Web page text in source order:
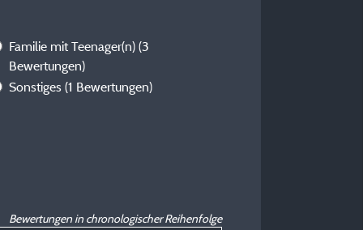
Familie mit Teenager(n) (3
Bewertungen)
Sonstiges (1 Bewertungen)
Bewertungen in chronologischer Reihenfolge